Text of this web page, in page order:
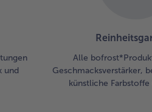
und
Alle
Geschmacksverstärker,
künstliche